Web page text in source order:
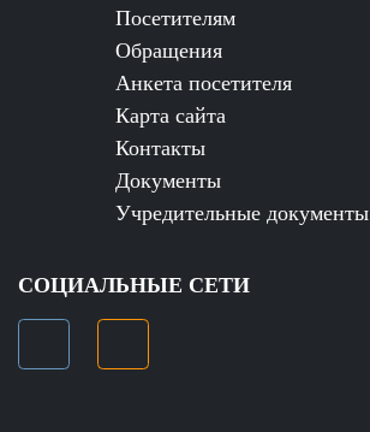
Посетителям
Обращения
Анкета посетителя
Карта сайта
Контакты
Документы
Учредительные документы
СОЦИАЛЬНЫЕ СЕТИ